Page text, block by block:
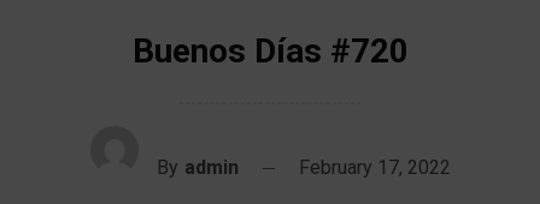
Buenos Días #720
By admin February 17, 2022